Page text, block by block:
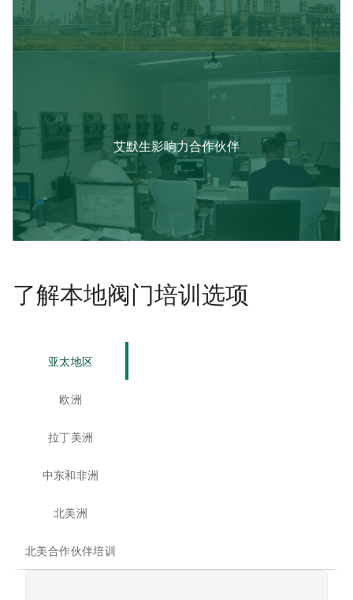
艾默生影响力合作伙伴
了解本地阀门培训选项
亚太地区
欧洲
拉丁美洲
中东和非洲
北美洲
北美合作伙伴培训